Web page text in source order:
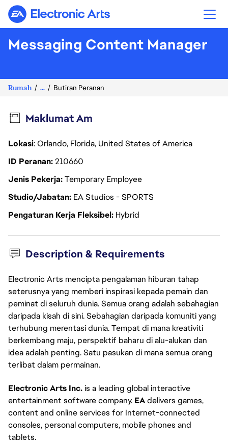
Electronic Arts
Messaging Content Manager
Rumah ... Butiran Peranan
Maklumat Am
Lokasi: Orlando, Florida, United States of America
ID Peranan210660
Jenis PekerjaTemporary Employee
Studio/Jabatan EA Studios - SPORTS
Pengaturan Kerja Fleksibel Hybrid
Description & Requirements
Electronic Arts mencipta pengalaman hiburan tahap
seterusnya yang memberi inspirasi kepada pemain dan
peminat di seluruh dunia. Semua orang adalah sebahagian
daripada kisah di sini. Sebahagian daripada komuniti yang
terhubung merentasi dunia. Tempat di mana kreativiti
berkembang maju, perspektif baharu di alu-alukan dan
idea adalah penting. Satu pasukan di mana semua orang
terlibat dalam permainan.
Electronic Arts Inc.is a leading global interactive
entertainment software company. EAdelivers games,
content and online services for Internet-connected
consoles, personal computers, mobile phones and
tablets.